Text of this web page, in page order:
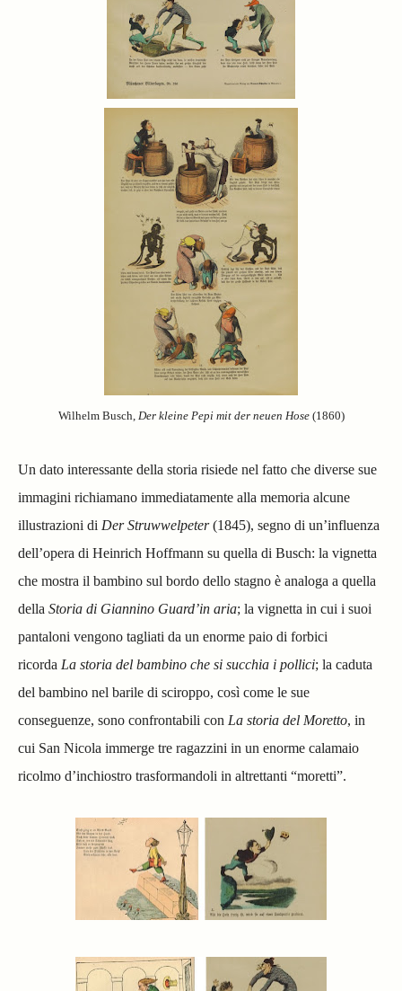
Wilhelm Busch, Der kleine Pepi mit der neuen Hose(1860)
Un dato interessante della storia risiede nel fatto che diverse sue
immagini richiamano immediatamente alla memoria alcune
illustrazioni di Der Struwwelpeter(1845), segno di un’influenza
dell’opera di Heinrich Hoffmann su quella di Busch: la vignetta
che mostra il bambino sul bordo dello stagno è analoga a quella
della Storia di Giannino Guard’in aria; la vignetta in cui i suoi
pantaloni vengono tagliati da un enorme paio di forbici
ricorda La storia del bambino che si succhia i pollici; la caduta
del bambino nel barile di sciroppo, così come le sue
conseguenze, sono confrontabili con La storia del Moretto, in
cui San Nicola immerge tre ragazzini in un enorme calamaio
ricolmo d’inchiostro trasformandoli in altrettanti “moretti”.